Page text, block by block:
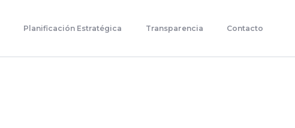
Planificación Estratégica Transparencia Contacto